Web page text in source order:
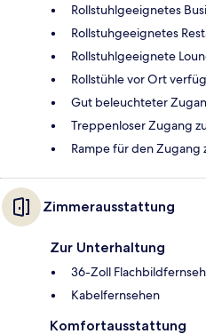
Rollstuhlgeeignetes
Rollstuhgeeignetes
Rollstuhlgeeignete
Rollstühle vor Ort
Gut beleuchteter
Treppenloser Zugang
Rampe für den Zugang
Zimmerausstattung
Zur Unterhaltung
36-Zoll
Kabelfernsehen
Komfortausstattung